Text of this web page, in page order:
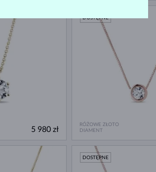
5 980 zł
RÓŻOWE ZŁOTO
DIAMENT
DOSTĘPNE
DOSTĘPNE